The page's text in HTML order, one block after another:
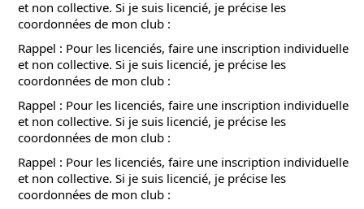
et non collective. Si je suis licencié, je précise les
coordonnées de mon club :
Rappel : Pour les licenciés, faire une inscription individuelle
et non collective. Si je suis licencié, je précise les
coordonnées de mon club :
Rappel : Pour les licenciés, faire une inscription individuelle
et non collective. Si je suis licencié, je précise les
coordonnées de mon club :
Rappel : Pour les licenciés, faire une inscription individuelle
et non collective. Si je suis licencié, je précise les
coordonnées de mon club :